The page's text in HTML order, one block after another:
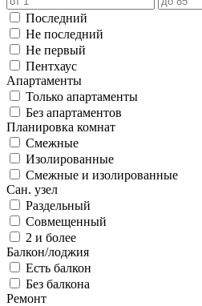
Последний
Не последний
Не первый
Пентхаус
Апартаменты
Только апартаменты
Без апартаментов
Планировка комнат
Смежные
Изолированные
Смежные и изолированные
Сан. узел
Раздельный
Совмещенный
2 и более
Балкон/лоджия
Есть балкон
Без балкона
Ремонт